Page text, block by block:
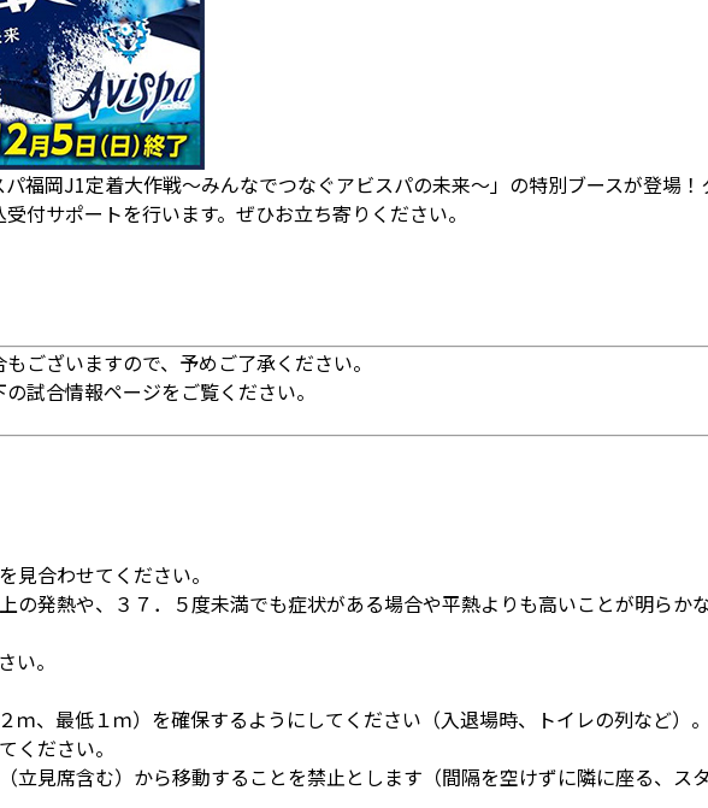
福岡J1定着大作戦～みんなでつなぐアビスパの未来～」の特別ブースが登場
付サポートを行います。ぜひお立ち寄りください。
ございますので、予めご了承ください。
試合情報ページをご覧ください。
見合わせてください。
の発熱や、３７．５度未満でも症状がある場合や平熱よりも高いことが明らか
い。
、最低１ｍ）を確保するようにしてください（入退場時、トイレの列など）。
ください。
立見席含む）から移動することを禁止とします（間隔を空けずに隣に座る、ス